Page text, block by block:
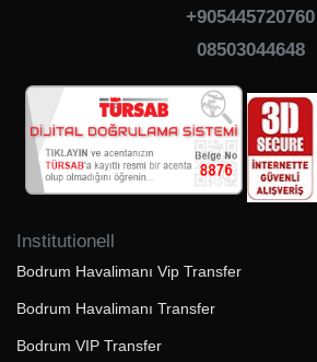
+905445720760
08503044648
Institutionell
Bodrum Havalimanı Vip Transfer
Bodrum Havalimanı Transfer
Bodrum VIP Transfer